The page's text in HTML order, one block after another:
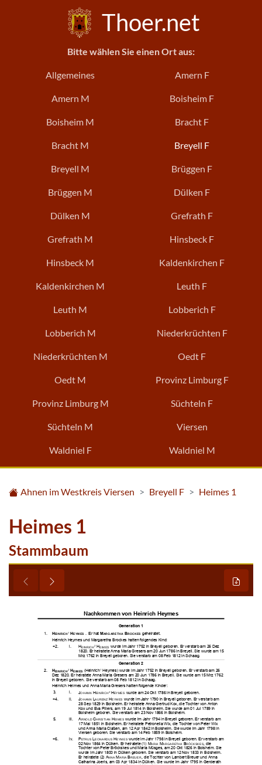
Thoer.net
Bitte wählen Sie einen Ort aus:
Allgemeines Amern F
Amern M Boisheim F
Boisheim M Bracht F
Bracht M Breyell F
Breyell M Brüggen F
Brüggen M Dülken F
Dülken M Grefrath F
Grefrath M Hinsbeck F
Hinsbeck M Kaldenkirchen F
Kaldenkirchen M Leuth F
Leuth M Lobberich F
Lobberich M Niederkrüchten F
Niederkrüchten M Oedt F
Oedt M Provinz Limburg F
Provinz Limburg M Süchteln F
Süchteln M Viersen
Waldniel F Waldniel M
Ahnen im Westkreis Viersen Breyell F Heimes 1
Heimes 1
Stammbaum


        


    




    




     

     




     




       
      



      

